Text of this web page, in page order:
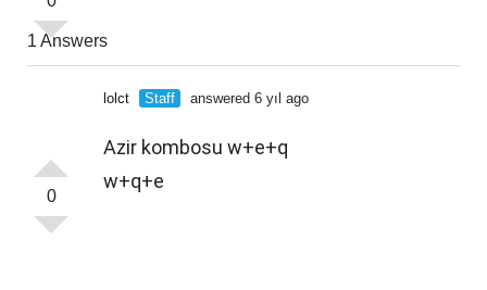
1 Answers
0
lolct Staff answered 6 yıl ago
Azir kombosu w+e+q
w+q+e